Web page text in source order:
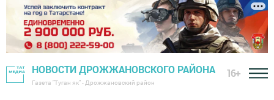
НОВОСТИ ДРОЖЖАНОВСКОГО РАЙОНА
Газета "Туган як" - Дрожжановский район
16+